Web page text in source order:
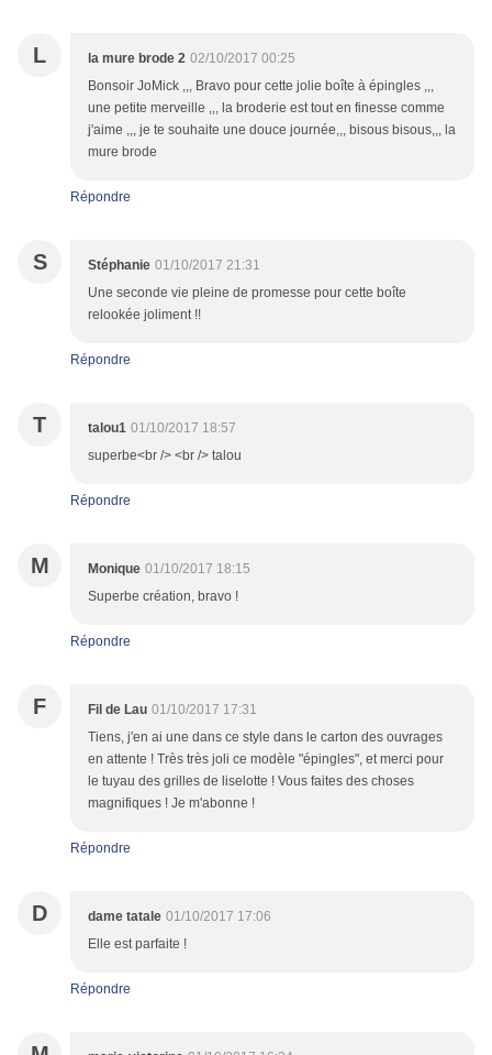
L la mure brode 2 02/10/2017 00:25
Bonsoir JoMick ,,, Bravo pour cette jolie boîte à épingles ,,,
une petite merveille ,,, la broderie est tout en finesse comme
j'aime ,,, je te souhaite une douce journée,,, bisous bisous,,, la
mure brode
Répondre
S Stéphanie 01/10/2017 21:31
Une seconde vie pleine de promesse pour cette boîte
relookée joliment !!
Répondre
T talou1 01/10/2017 18:57
superbe<br /> <br /> talou
Répondre
M Monique 01/10/2017 18:15
Superbe création, bravo !
Répondre
F Fil de Lau 01/10/2017 17:31
Tiens, j'en ai une dans ce style dans le carton des ouvrages
en attente ! Très très joli ce modèle "épingles", et merci pour
le tuyau des grilles de liselotte ! Vous faites des choses
magnifiques ! Je m'abonne !
Répondre
D dame tatale 01/10/2017 17:06
Elle est parfaite !
Répondre